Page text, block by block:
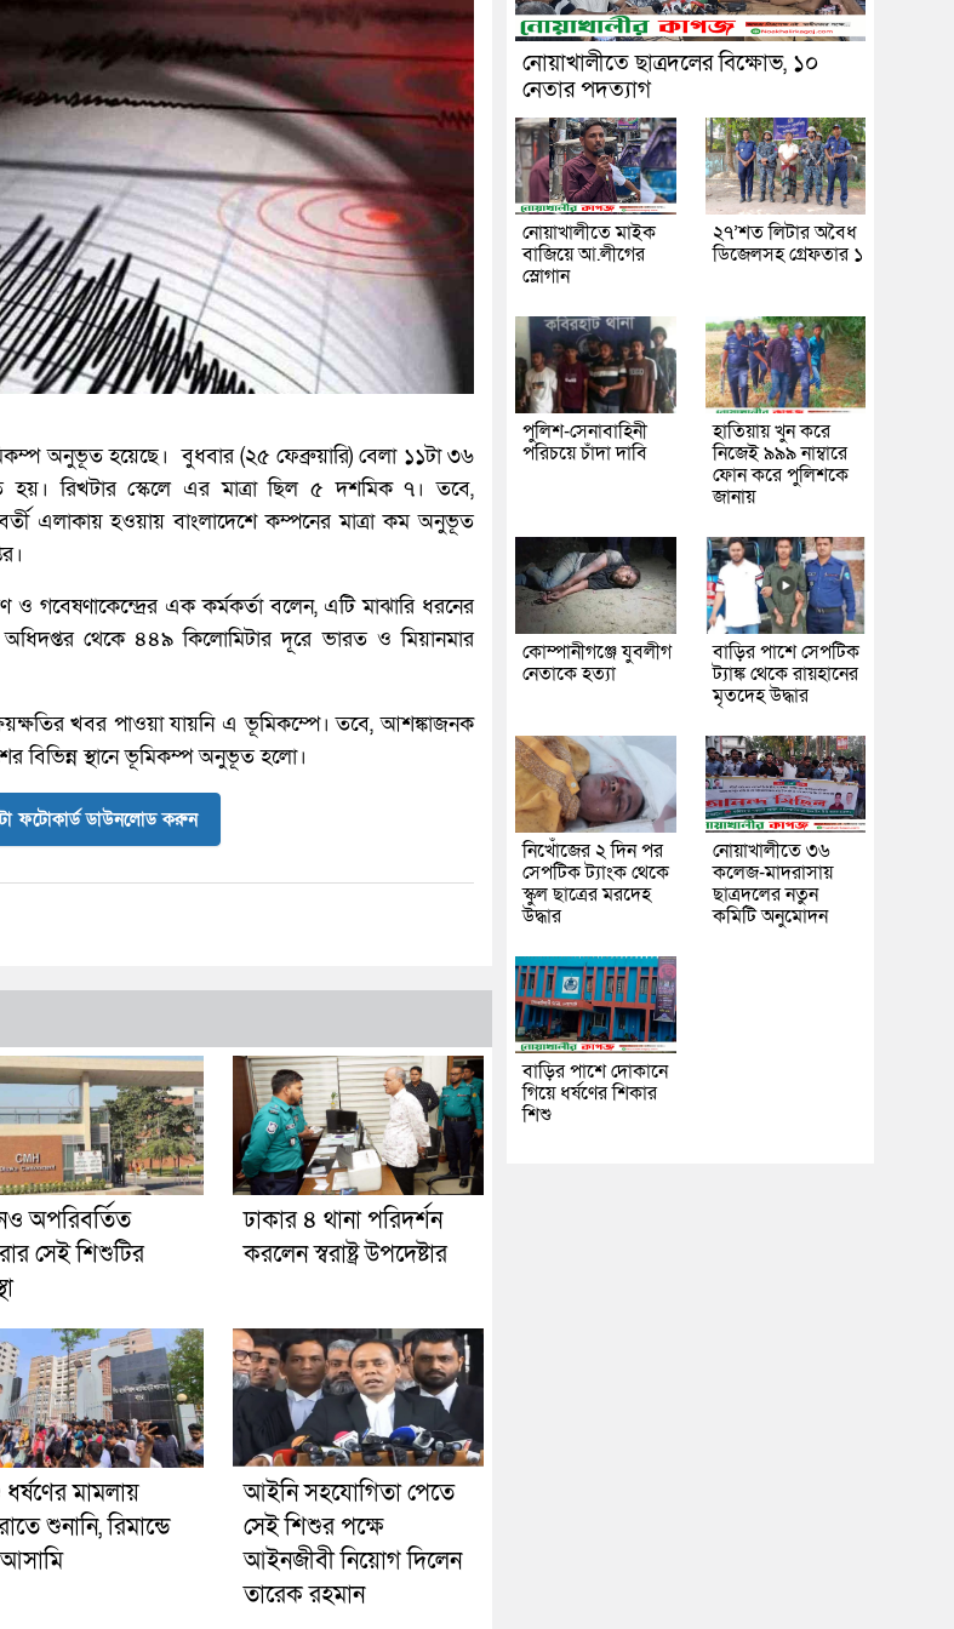
অনুভূত হয়েছে। বুধবার (২৫ ফেব্রুয়ারি) বেলা ১১টা ৩৬
রিখটার স্কেলে এর মাত্রা ছিল ৫ দশমিক ৭। তবে,
এলাকায় হওয়ায় বাংলাদেশে কম্পনের মাত্রা কম অনুভূত
গবেষণাকেন্দ্রের এক কর্মকর্তা বলেন, এটি মাঝারি ধরনের
থেকে ৪৪৯ কিলোমিটার দূরে ভারত ও মিয়ানমার
খবর পাওয়া যায়নি এ ভূমিকম্পে। তবে, আশঙ্কাজনক
বিভিন্ন স্থানে ভূমিকম্প অনুভূত হলো।
ফটোকার্ড ডাউনলোড করুন
অপরিবর্তিত
সেই শিশুটির
ঢাকার ৪ থানা পরিদর্শন
করলেন স্বরাষ্ট্র উপদেষ্টার
মামলায়
শুনানি, রিমান্ডে
আইনি সহযোগিতা পেতে
সেই শিশুর পক্ষে
আইনজীবী নিয়োগ দিলেন
তারেক রহমান
নোয়াখালীতে ছাত্রদলের বিক্ষোভ, ১০
নেতার পদত্যাগ
নোয়াখালীতে মাইক
বাজিয়ে আ.লীগের
স্লোগান
২৭’শত লিটার অবৈধ
ডিজেলসহ গ্রেফতার ১
পুলিশ-সেনাবাহিনী
পরিচয়ে চাঁদা দাবি
হাতিয়ায় খুন করে
নিজেই ৯৯৯ নাম্বারে
ফোন করে পুলিশকে
জানায়
কোম্পানীগঞ্জে যুবলীগ
নেতাকে হত্যা
বাড়ির পাশে সেপটিক
ট্যাঙ্ক থেকে রায়হানের
মৃতদেহ উদ্ধার
নিখোঁজের ২ দিন পর
সেপটিক ট্যাংক থেকে
স্কুল ছাত্রের মরদেহ
উদ্ধার
নোয়াখালীতে ৩৬
কলেজ-মাদরাসায়
ছাত্রদলের নতুন
কমিটি অনুমোদন
বাড়ির পাশে দোকানে
গিয়ে ধর্ষণের শিকার
শিশু